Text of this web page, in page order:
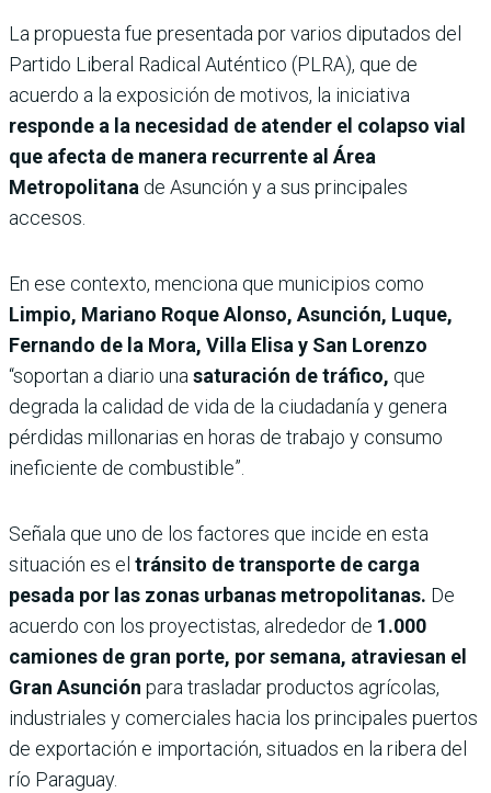
La propuesta fue presentada por varios diputados del
Partido Liberal Radical Auténtico (PLRA), que de
acuerdo a la exposición de motivos, la iniciativa
responde a la necesidad de atender el colapso vial
que afecta de manera recurrente al Área
Metropolitana de Asunción y a sus principales
accesos.
En ese contexto, menciona que municipios como
Limpio, Mariano Roque Alonso, Asunción, Luque,
Fernando de la Mora, Villa Elisa y San Lorenzo
“soportan a diario unasaturación de tráfico, que
degrada la calidad de vida de la ciudadanía y genera
pérdidas millonarias en horas de trabajo y consumo
ineficiente de combustible”.
Señala que uno de los factores que incide en esta
situación es el tránsito de transporte de carga
pesada por las zonas urbanas metropolitanas. De
acuerdo con los proyectistas, alrededor de 1.000
camiones de gran porte, por semana, atraviesan el
Gran Asunción para trasladar productos agrícolas,
industriales y comerciales hacia los principales puertos
de exportación e importación, situados en la ribera del
río Paraguay.